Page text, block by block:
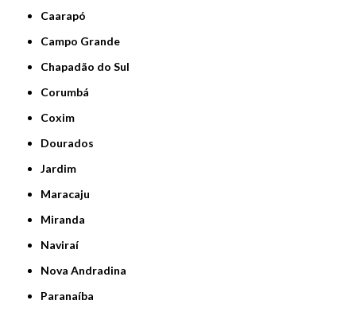
Caarapó
Campo Grande
Chapadão do Sul
Corumbá
Coxim
Dourados
Jardim
Maracaju
Miranda
Naviraí
Nova Andradina
Paranaíba